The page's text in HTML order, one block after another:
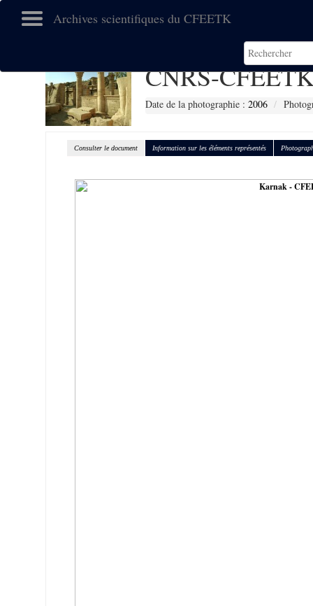
Archives scientifiques du CFEETK
CNRS-
Date de la photographie :2006
Consulter le document Information sur les éléments représentés